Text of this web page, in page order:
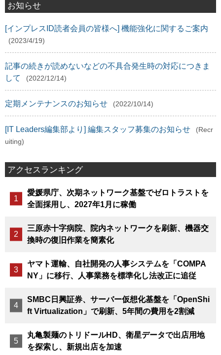
お知らせ
[インプレスID読者会員の皆様へ] 機能強化に関するご案内
(2023/4/19)
記事の続きが読めないなどの不具合発生時の対応につきま
して
(2022/12/14)
定期メンテナンスのお知らせ (2022/10/14)
[IT Leaders編集部より] 編集スタッフ募集のお知らせ
(Recr
uiting)
アクセスランキング
愛媛県庁、次期ネットワーク基盤でゼロトラストを
全面採用し、2027年1月に稼働
三原赤十字病院、院内ネットワークを刷新、機器交
換時の復旧作業を簡素化
ヤマト運輸、自社開発の人事システムを「COMPA
NY」に移行、人事業務を標準化し法改正に追従
SMBC日興証券、サーバー仮想化基盤を「OpenShi
ft Virtualization」で刷新、5年間の費用を2割減
丸亀製麺のトリドールHD、衛星データで出店用地
を探索し、新規出店を加速